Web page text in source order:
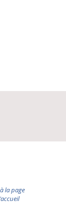
la page